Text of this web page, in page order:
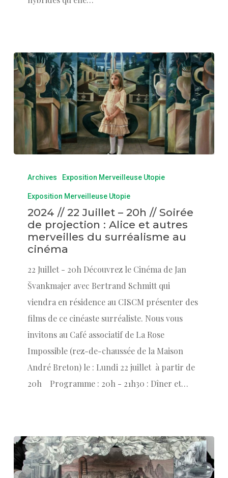
Archives Exposition Merveilleuse Utopie
Exposition Merveilleuse Utopie
2024 // 22 Juillet – 20h // Soirée
de projection : Alice et autres
merveilles du surréalisme au
cinéma
22 Juillet - 20h Découvrez le Cinéma de Jan
Švankmajer avec Bertrand Schmitt qui
viendra en résidence au CISCM présenter des
films de ce cinéaste surréaliste. Nous vous
invitons au Café associatif de La Rose
Impossible (rez-de-chaussée de la Maison
André Breton) le : Lundi 22 juillet à partir de
20h Programme : 20h - 21h30 : Dîner et…